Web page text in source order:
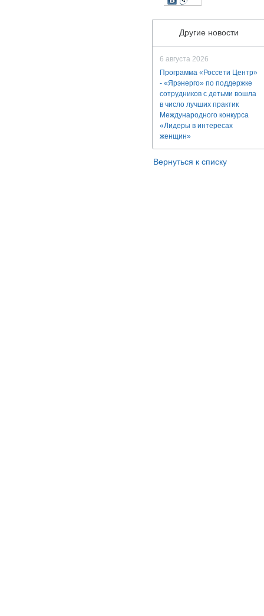
Другие новости
6 августа 2026
Программа «Россети Центр»
- «Ярэнерго» по поддержке
сотрудников с детьми вошла
в число лучших практик
Международного конкурса
«Лидеры в интересах
женщин»
Вернуться к списку